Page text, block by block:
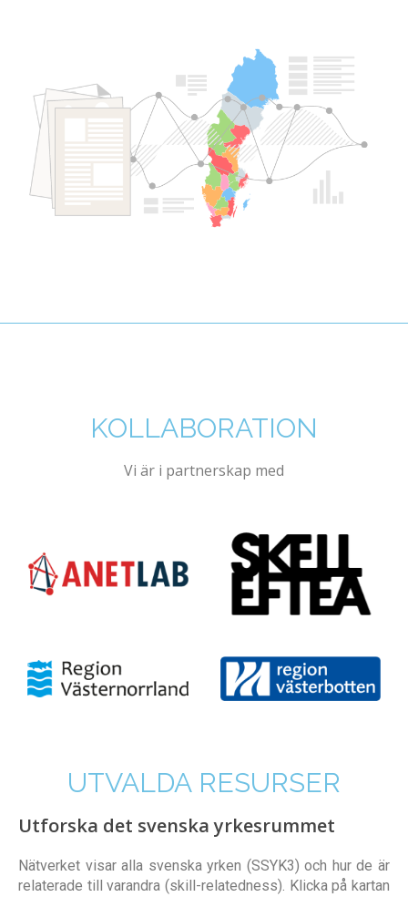
KOLLABORATION
Vi är i partnerskap med
UTVALDA RESURSER
Utforska det svenska yrkesrummet
Nätverket visar alla svenska yrken (SSYK3) och hur de är
relaterade till varandra (skill-relatedness). Klicka på kartan